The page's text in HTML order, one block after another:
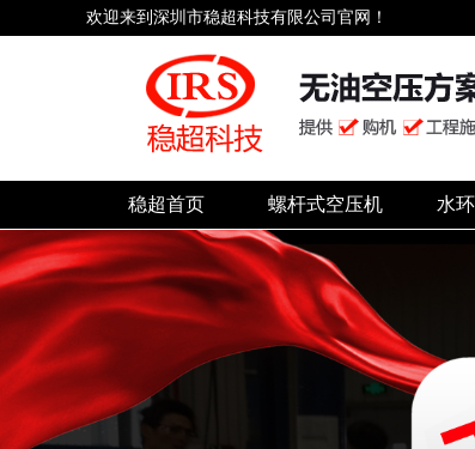
欢迎来到深圳市稳超科技有限公司官网！
稳超首页 螺杆式空压机 水